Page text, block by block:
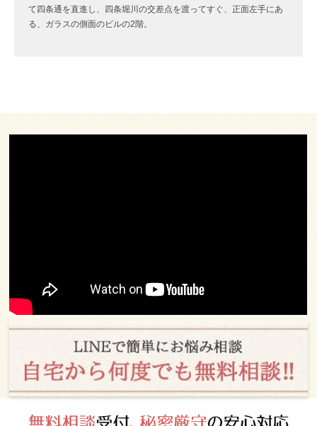
て四条通を直進し、四条堀川の交差点を渡ってすぐ、正面左手にあ
る、ガラスの側面のビルの2階。